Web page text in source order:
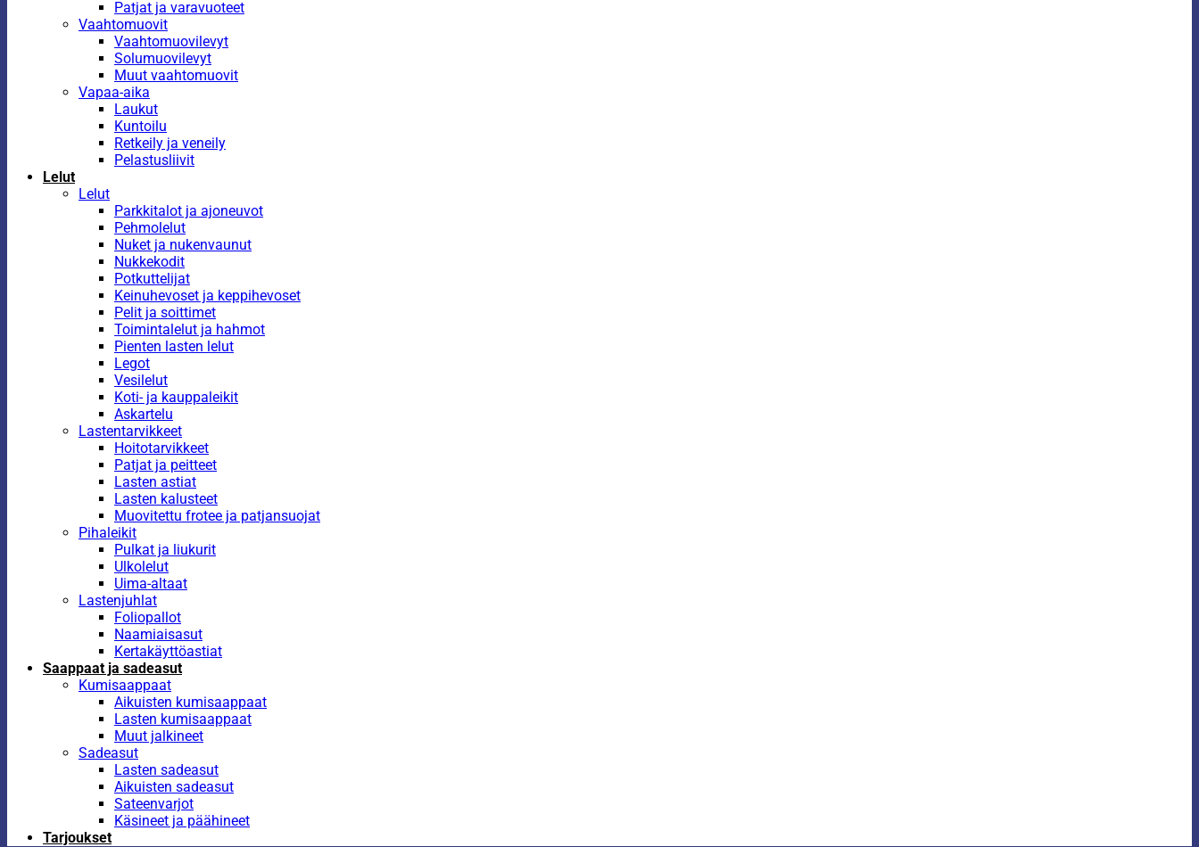
Patjat ja varavuoteet
Vaahtomuovit
Vaahtomuovilevyt
Solumuovilevyt
Muut vaahtomuovit
Vapaa-aika
Laukut
Kuntoilu
Retkeily ja veneily
Pelastusliivit
Lelut
Lelut
Parkkitalot ja ajoneuvot
Pehmolelut
Nuket ja nukenvaunut
Nukkekodit
Potkuttelijat
Keinuhevoset ja keppihevoset
Pelit ja soittimet
Toimintalelut ja hahmot
Pienten lasten lelut
Legot
Vesilelut
Koti- ja kauppaleikit
Askartelu
Lastentarvikkeet
Hoitotarvikkeet
Patjat ja peitteet
Lasten astiat
Lasten kalusteet
Muovitettu frotee ja patjansuojat
Pihaleikit
Pulkat ja liukurit
Ulkolelut
Uima-altaat
Lastenjuhlat
Foliopallot
Naamiaisasut
Kertakäyttöastiat
Saappaat ja sadeasut
Kumisaappaat
Aikuisten kumisaappaat
Lasten kumisaappaat
Muut jalkineet
Sadeasut
Lasten sadeasut
Aikuisten sadeasut
Sateenvarjot
Käsineet ja päähineet
Tarjoukset